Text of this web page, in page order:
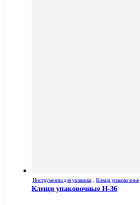
Инструменты для упаковки Клещи упаковочные
Клещи упаковочные H-36